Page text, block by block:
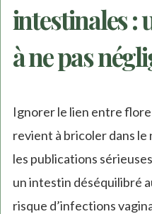
intestinales :
à ne pas
Ignorer le lien entre
revient à bricoler dans
les publications
un intestin déséquilibré
risque d’infections